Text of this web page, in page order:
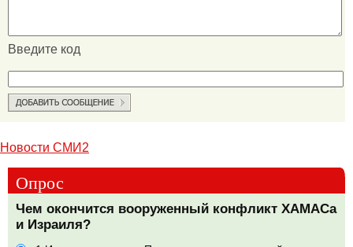
Введите код
Новости СМИ2
Опрос
Чем окончится вооруженный конфликт ХАМАСа
и Израиля?